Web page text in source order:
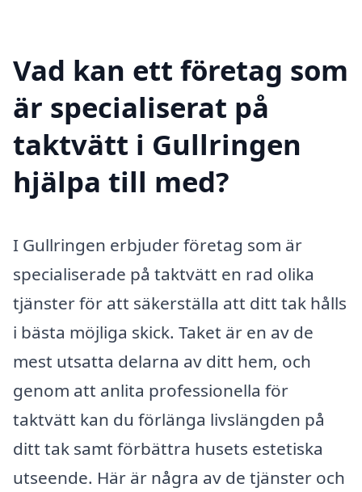
Vad kan ett företag som
är specialiserat på
taktvätt i Gullringen
hjälpa till med?
I Gullringen erbjuder företag som är
specialiserade på taktvätt en rad olika
tjänster för att säkerställa att ditt tak hålls
i bästa möjliga skick. Taket är en av de
mest utsatta delarna av ditt hem, och
genom att anlita professionella för
taktvätt kan du förlänga livslängden på
ditt tak samt förbättra husets estetiska
utseende. Här är några av de tjänster och